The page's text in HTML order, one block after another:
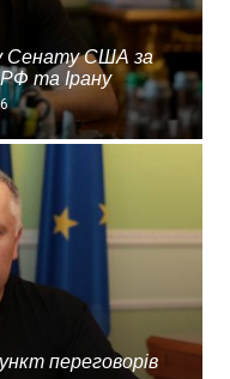
Сенату США за
та Ірану
переговорів